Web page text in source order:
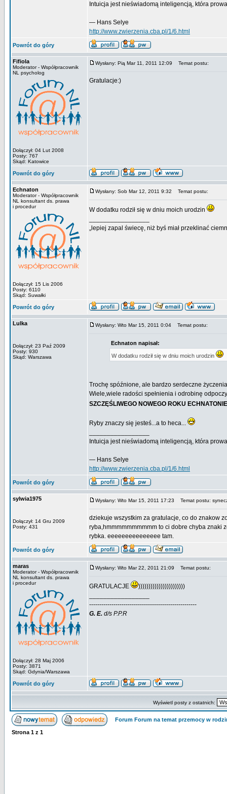
Intuicja jest nieświadomą inteligencją, która
— Hans Selye
http://www.zwierzenia.cba.pl/1/6.html
Powrót do góry
Fifiola
Moderator - Współpracownik
NL psycholog
Dołączył: 04 Lut 2008
Posty: 767
Skąd: Katowice
Wysłany: Pią Mar 11, 2011 12:09 Temat postu:
Gratulacje:)
Powrót do góry
Echnaton
Moderator - Współpracownik
NL konsultant ds. prawa
i procedur
Dołączył: 15 Lis 2006
Posty: 6110
Skąd: Suwałki
Wysłany: Sob Mar 12, 2011 9:32 Temat postu:
W dodatku rodził się w dniu moich urodzin
„lepiej zapal świecę, niż byś miał przeklinać
Powrót do góry
Lulka
Dołączył: 23 Paź 2009
Posty: 930
Skąd: Warszawa
Wysłany: Wto Mar 15, 2011 0:04 Temat postu:
Echnaton napisał:
W dodatku rodził się w dniu moich urodzin
Trochę spóźnione, ale bardzo serdeczne
Wiele,wiele radości spełnienia i odrobinę
SZCZĘŚLIWEGO NOWEGO ROKU
Ryby znaczy się jesteś...a to heca...
Intuicja jest nieświadomą inteligencją, która
— Hans Selye
http://www.zwierzenia.cba.pl/1/6.html
Powrót do góry
sylwia1975
Dołączył: 14 Gru 2009
Posty: 431
Wysłany: Wto Mar 15, 2011 17:23 Temat postu:
dziekuje wszystkim za gratulacje, co do znakow
ryba,hmmmmmmmmmm to ci dobre chyba znaki
rybka. eeeeeeeeeeeeeee tam.
Powrót do góry
maras
Moderator - Współpracownik
NL konsultant ds. prawa
i procedur
Dołączył: 28 Maj 2006
Posty: 3871
Skąd: Gdynia/Warszawa
Wysłany: Wto Mar 22, 2011 21:09 Temat postu:
GRATULACJE
)))))))))))))))))))))))
-----------------------------------------------------
G. E. d/s P.P.R
Powrót do góry
Wyświetl posty z ostatnich:
Forum Forum na temat przemocy w
Strona 1 z 1